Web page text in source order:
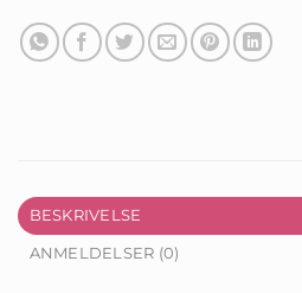
BESKRIVELSE
ANMELDELSER (0)